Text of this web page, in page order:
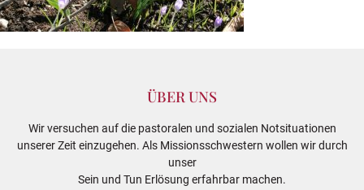
ÜBER UNS
Wir versuchen auf die pastoralen und sozialen Notsituationen
unserer Zeit einzugehen. Als Missionsschwestern wollen wir durch
unser
Sein und Tun Erlösung erfahrbar machen.